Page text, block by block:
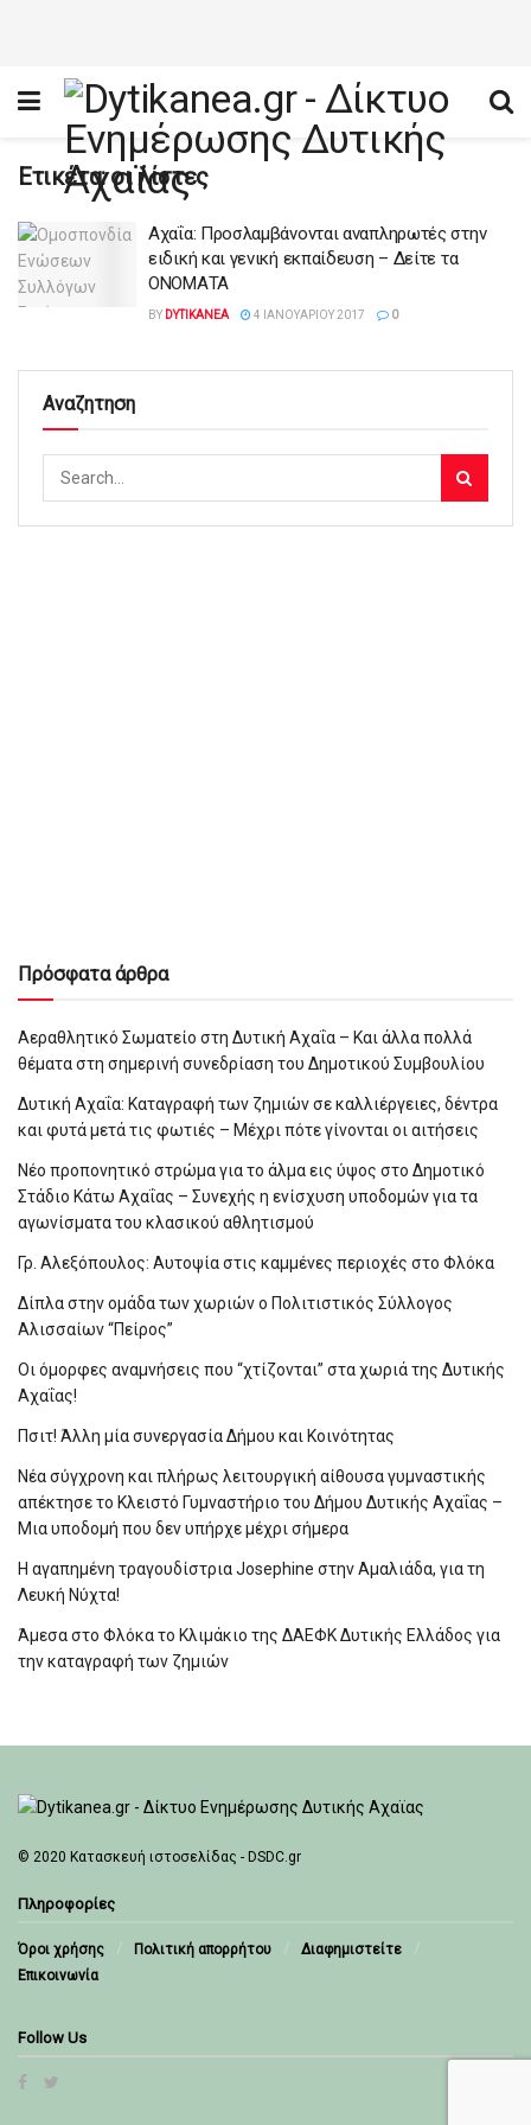
Ετικέτα:οι λίστες
Αχαΐα: Προσλαμβάνονται αναπληρωτές στην
ειδική και γενική εκπαίδευση – Δείτε τα
ΟΝΟΜΑΤΑ
BY DYTIKANEA 4 ΙΑΝΟΥΑΡΊΟΥ 2017 0
Αναζητηση
Πρόσφατα άρθρα
Αεραθλητικό Σωματείο στη Δυτική Αχαΐα – Και άλλα πολλά
θέματα στη σημερινή συνεδρίαση του Δημοτικού Συμβουλίου
Δυτική Αχαΐα: Καταγραφή των ζημιών σε καλλιέργειες, δέντρα
και φυτά μετά τις φωτιές – Μέχρι πότε γίνονται οι αιτήσεις
Νέο προπονητικό στρώμα για το άλμα εις ύψος στο Δημοτικό
Στάδιο Κάτω Αχαΐας – Συνεχής η ενίσχυση υποδομών για τα
αγωνίσματα του κλασικού αθλητισμού
Γρ. Αλεξόπουλος: Αυτοψία στις καμμένες περιοχές στο Φλόκα
Δίπλα στην ομάδα των χωριών ο Πολιτιστικός Σύλλογος
Αλισσαίων “Πείρος”
Οι όμορφες αναμνήσεις που “χτίζονται” στα χωριά της Δυτικής
Αχαΐας!
Πσιτ! Άλλη μία συνεργασία Δήμου και Κοινότητας
Νέα σύγχρονη και πλήρως λειτουργική αίθουσα γυμναστικής
απέκτησε το Κλειστό Γυμναστήριο του Δήμου Δυτικής Αχαΐας –
Μια υποδομή που δεν υπήρχε μέχρι σήμερα
Η αγαπημένη τραγουδίστρια Josephine στην Αμαλιάδα, για τη
Λευκή Νύχτα!
Άμεσα στο Φλόκα το Κλιμάκιο της ΔΑΕΦΚ Δυτικής Ελλάδος για
την καταγραφή των ζημιών
© 2020 Κατασκευή ιστοσελίδας - DSDC.gr
Πληροφορίες
Όροι χρήσης Πολιτική απορρήτου
Διαφημιστείτε
Επικοινωνία
Follow Us